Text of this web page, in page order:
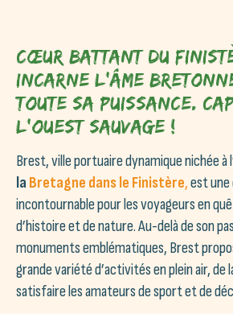
Cœur battant du
incarne l’âme
toute sa puissance.
l’ouest sauvage !
Brest, ville portuaire dynamique nichée
la Bretagne dans le Finistère,est
incontournable pour les voyageurs en
d’histoire et de nature. Au-delà de son
monuments emblématiques, Brest
grande variété d’activités en plein air, de
satisfaire les amateurs de sport et de